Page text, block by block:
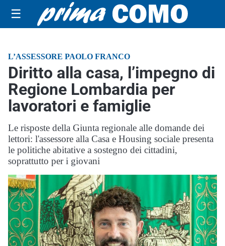
☰
L’ASSESSORE PAOLO FRANCO
Diritto alla casa, l’impegno di
Regione Lombardia per
lavoratori e famiglie
Le risposte della Giunta regionale alle domande dei
lettori: l'assessore alla Casa e Housing sociale presenta
le politiche abitative a sostegno dei cittadini,
soprattutto per i giovani